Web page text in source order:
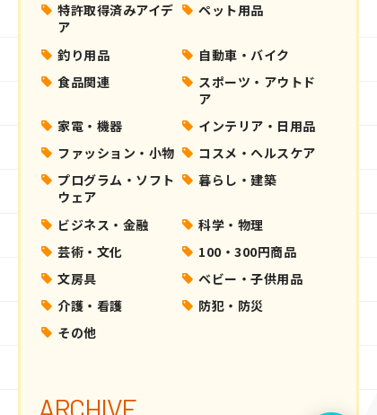
特許取得済みアイデ
ア
ペット用品
釣り用品
自動車・バイク
食品関連
スポーツ・アウトド
ア
家電・機器
インテリア・日用品
ファッション・小物
コスメ・ヘルスケア
プログラム・ソフト
ウェア
暮らし・建築
ビジネス・金融
科学・物理
芸術・文化
100・300円商品
文房具
ベビー・子供用品
介護・看護
防犯・防災
その他
ARCHIVE